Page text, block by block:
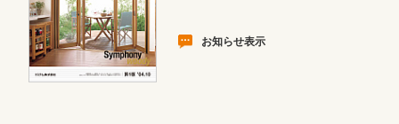
お知らせ表示